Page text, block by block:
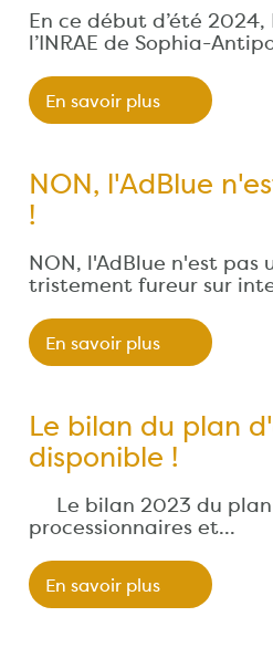
En ce début d’été 2024,
l’INRAE de Sophia-
En savoir plus
NON, l'AdBlue
!
NON, l'AdBlue n'est
tristement fureur sur
En savoir plus
Le bilan du plan
disponible !
Le bilan 2023 du plan
processionnaires et…
En savoir plus